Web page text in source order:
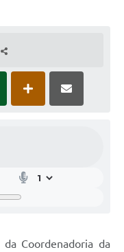
Coordenadoria da